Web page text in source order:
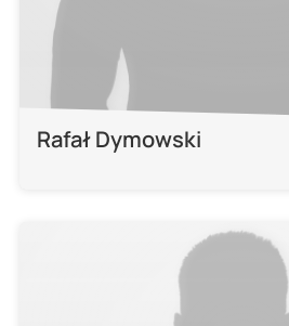
Rafał Dymowski